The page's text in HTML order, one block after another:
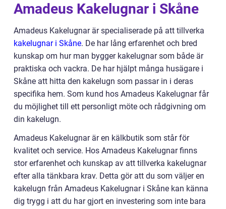
Amadeus Kakelugnar i Skåne
Amadeus Kakelugnar är specialiserade på att tillverka
kakelugnar i Skåne. De har lång erfarenhet och bred
kunskap om hur man bygger kakelugnar som både är
praktiska och vackra. De har hjälpt många husägare i
Skåne att hitta den kakelugn som passar in i deras
specifika hem. Som kund hos Amadeus Kakelugnar får
du möjlighet till ett personligt möte och rådgivning om
din kakelugn.
Amadeus Kakelugnar är en kälkbutik som står för
kvalitet och service. Hos Amadeus Kakelugnar finns
stor erfarenhet och kunskap av att tillverka kakelugnar
efter alla tänkbara krav. Detta gör att du som väljer en
kakelugn från Amadeus Kakelugnar i Skåne kan känna
dig trygg i att du har gjort en investering som inte bara